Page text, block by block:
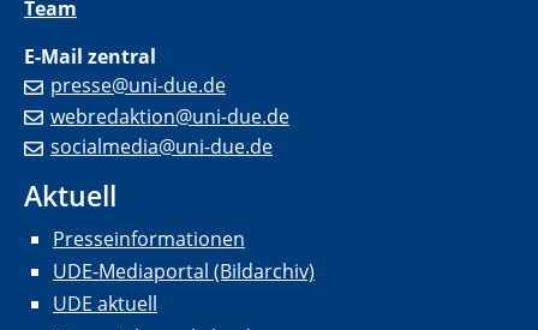
Team
E-Mail zentral
presse@uni-due.de
webredaktion@uni-due.de
socialmedia@uni-due.de
Aktuell
Presseinformationen
UDE-Mediaportal (Bildarchiv)
UDE aktuell